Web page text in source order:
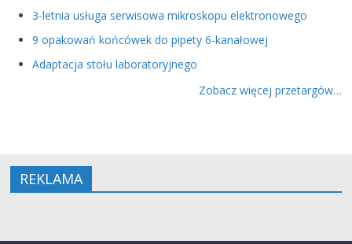
3-letnia usługa serwisowa mikroskopu elektronowego
9 opakowań końcówek do pipety 6-kanałowej
Adaptacja stołu laboratoryjnego
Zobacz więcej przetargów…
REKLAMA